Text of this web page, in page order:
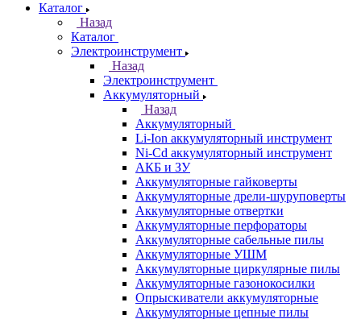
Каталог
Назад
Каталог
Электроинструмент
Назад
Электроинструмент
Аккумуляторный
Назад
Аккумуляторный
Li-Ion аккумуляторный инструмент
Ni-Cd аккумуляторный инструмент
АКБ и ЗУ
Аккумуляторные гайковерты
Аккумуляторные дрели-шуруповерты
Аккумуляторные отвертки
Аккумуляторные перфораторы
Аккумуляторные сабельные пилы
Аккумуляторные УШМ
Аккумуляторные циркулярные пилы
Аккумуляторные газонокосилки
Опрыскиватели аккумуляторные
Аккумуляторные цепные пилы